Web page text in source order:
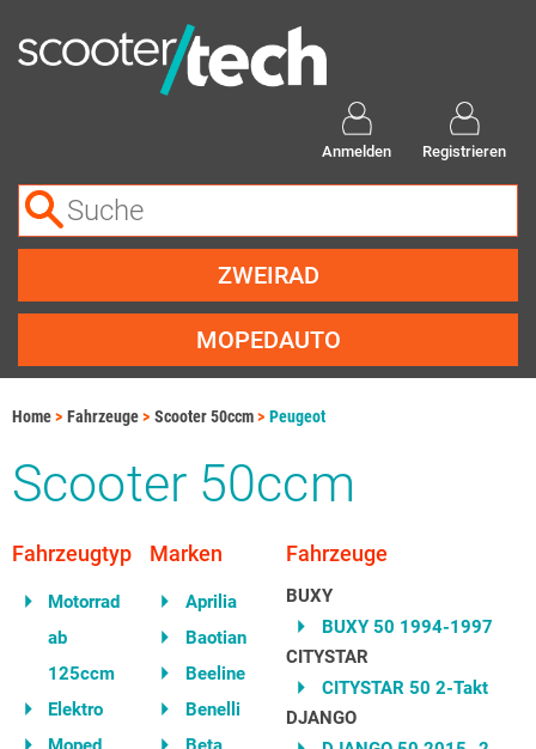
Anmelden Registrieren
ZWEIRAD
MOPEDAUTO
Home Fahrzeuge Scooter 50ccm Peugeot
Scooter 50ccm
Fahrzeugtyp
Motorrad
ab
125ccm
Elektro
Marken
Aprilia
Baotian
Beeline
Benelli
Fahrzeuge
BUXY
BUXY 50 1994-1997
CITYSTAR
CITYSTAR 50 2-Takt
DJANGO